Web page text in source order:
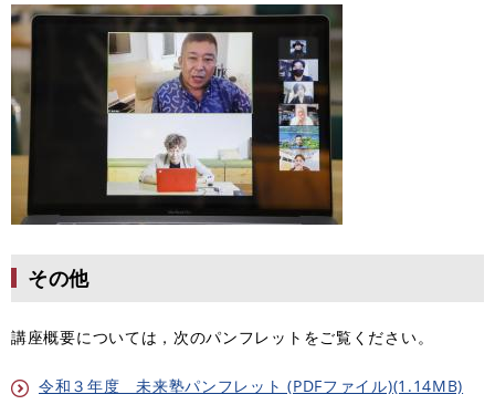
その他
講座概要については，次のパンフレットをご覧ください。
令和３年度 未来塾パンフレット (PDFファイル)(1.14MB)